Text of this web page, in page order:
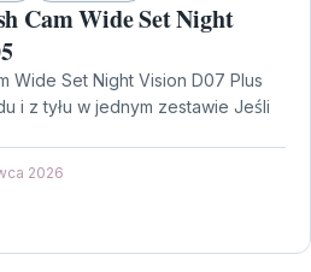
Cam Wide Set Night
Wide Set Night Vision D07 Plus
i z tyłu w jednym zestawie Jeśli
2026